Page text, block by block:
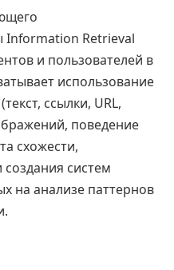
Information Retrieval
и пользователей в
использование
ссылки, URL,
поведение
схожести,
создания систем
на анализе паттернов